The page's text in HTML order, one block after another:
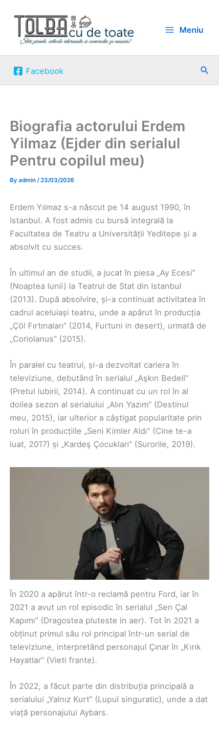
content
Meniu
Facebook
Biografia actorului Erdem
Yilmaz (Ejder din serialul
Pentru copilul meu)
By admin /23/03/2026
Erdem Yılmaz s-a născut pe 14 august 1990, în
Istanbul. A fost admis cu bursă integrală la
Facultatea de Teatru a Universității Yeditepe și a
absolvit cu succes.
În ultimul an de studii, a jucat în piesa „Ay Ecesi”
(Noaptea lunii) la Teatrul de Stat din Istanbul
(2013). După absolvire, și-a continuat activitatea în
cadrul aceluiași teatru, unde a apărut în producția
„Çöl Fırtınaları” (2014, Furtuni in desert), urmată de
„Coriolanus” (2015).
În paralel cu teatrul, și-a dezvoltat cariera în
televiziune, debutând în serialul „Aşkın Bedeli”
(Pretul iubirii, 2014). A continuat cu un rol în al
doilea sezon al serialului „Alın Yazım” (Destinul
meu, 2015), iar ulterior a câștigat popularitate prin
roluri în producțiile „Seni Kimler Aldı” (Cine te-a
luat, 2017) și „Kardeş Çocukları” (Surorile, 2019).
În 2020 a apărut într-o reclamă pentru Ford, iar în
2021 a avut un rol episodic în serialul „Sen Çal
Kapımı” (Dragostea pluteste in aer). Tot în 2021 a
obținut primul său rol principal într-un serial de
televiziune, interpretând personajul Çınar în „Kırık
Hayatlar” (Vieti frante).
În 2022, a făcut parte din distribuția principală a
serialului „Yalnız Kurt” (Lupul singuratic), unde a dat
viață personajului Aybars.